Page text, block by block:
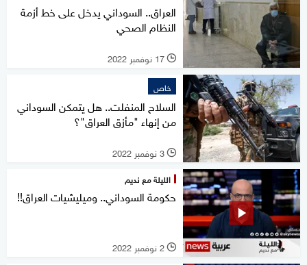
العراق.. السوداني يدخل على خط أزمة
النظام الصحي
l 17 نوفمبر 2022
خاص
السلاح المنفلت.. هل يتمكن السوداني
من إنهاء "مأزق العراق"؟
l 3 نوفمبر 2022
الليلة مع نديم
حكومة السوداني.. وميليشيات العراق!!
l 2 نوفمبر 2022